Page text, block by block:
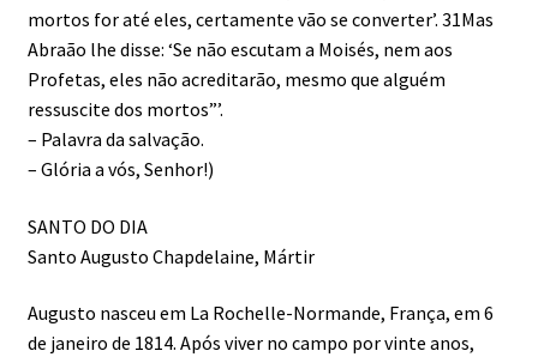
mortos for até eles, certamente vão se converter’. 31Mas
Abraão lhe disse: ‘Se não escutam a Moisés, nem aos
Profetas, eles não acreditarão, mesmo que alguém
ressuscite dos mortos”’.
– Palavra da salvação.
– Glória a vós, Senhor!)
SANTO DO DIA
Santo Augusto Chapdelaine, Mártir
Augusto nasceu em La Rochelle-Normande, França, em 6
de janeiro de 1814. Após viver no campo por vinte anos,